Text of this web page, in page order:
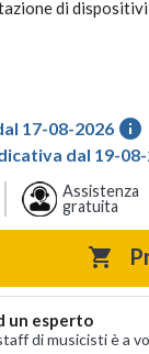
di dispositivi
17-08-2026 info
dal 19-
Assistenza
gratuita

un esperto
di musicisti è a